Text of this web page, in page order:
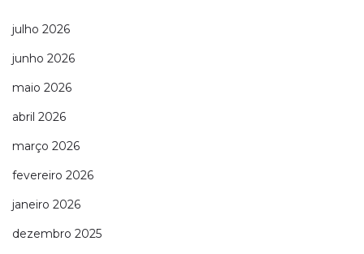
julho 2026
junho 2026
maio 2026
abril 2026
março 2026
fevereiro 2026
janeiro 2026
dezembro 2025